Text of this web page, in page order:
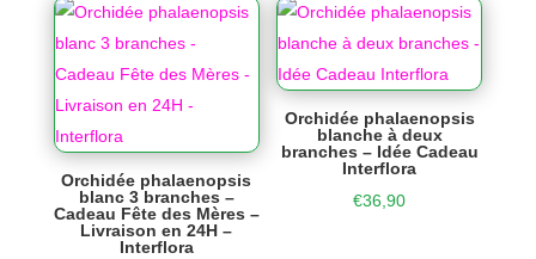
Orchidée phalaenopsis
blanc 3 branches –
Cadeau Fête des Mères –
Livraison en 24H –
Interflora
Orchidée phalaenopsis
blanche à deux
branches – Idée Cadeau
Interflora
€36,90